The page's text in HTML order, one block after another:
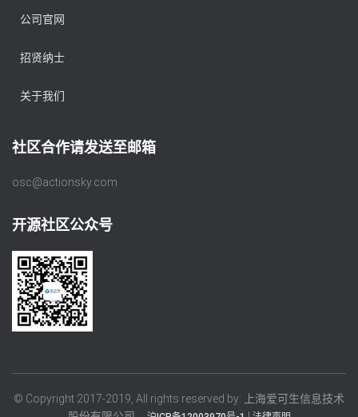
公司官网
招贤纳士
关于我们
社区合作请发送至邮箱
osc@actionsky.com
开源社区公众号
© Copyright 2017-2019, All rights reserved by: 上海爱可生信息技术